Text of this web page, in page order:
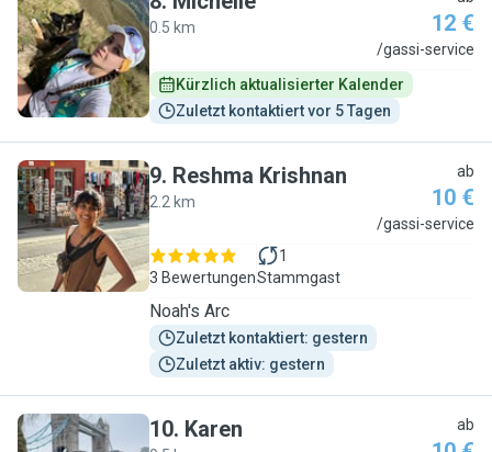
M
0.5 km 12 €
/gassi-service
Kürzlich aktualisierter Kalender
Zuletzt kontaktiert vor 5 Tagen
R
9. Reshma Krishnan
2.2 km
ab
10 €
/gassi-service
3 Bewertungen
1
Stammgast
Noah's Arc
Zuletzt kontaktiert: gestern
Zuletzt aktiv: gestern
10. Karen ab